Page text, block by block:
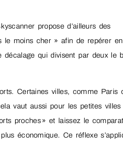
propose d’ailleurs des
le moins cher » afin de repérer
décalage qui divisent par deux le
Certaines villes, comme Paris
vaut aussi pour les petites villes
proches » et laissez le
économique. Ce réflexe